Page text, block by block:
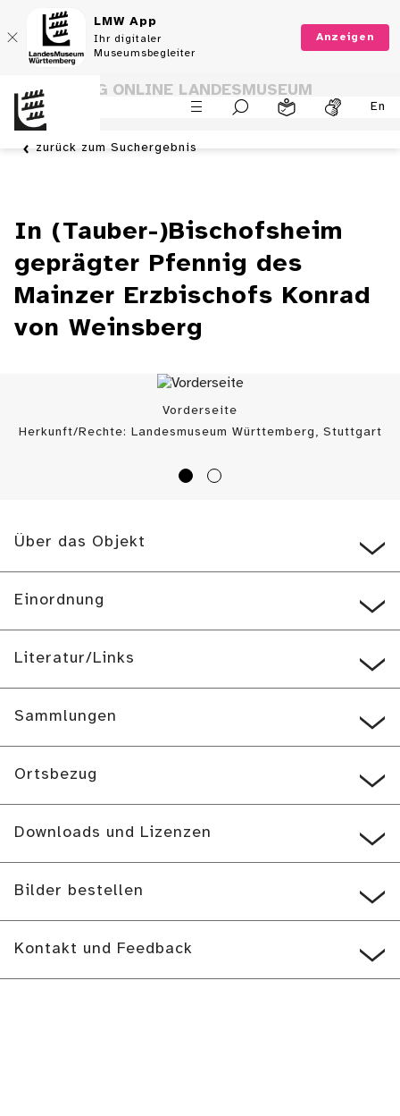
LMW App
Ihr digitaler
Museumsbegleiter
Anzeigen
En
SAMMLUNG ONLINE LANDESMUSEUM
WÜRTTEMBERG
zurück zum Suchergebnis
In (Tauber-)Bischofsheim
geprägter Pfennig des
Mainzer Erzbischofs Konrad
von Weinsberg
Vorderseite
Herkunft/Rechte: Landesmuseum Württemberg, Stuttgart
Über das Objekt
Einordnung
Literatur/Links
Sammlungen
Ortsbezug
Downloads und Lizenzen
Bilder bestellen
Kontakt und Feedback